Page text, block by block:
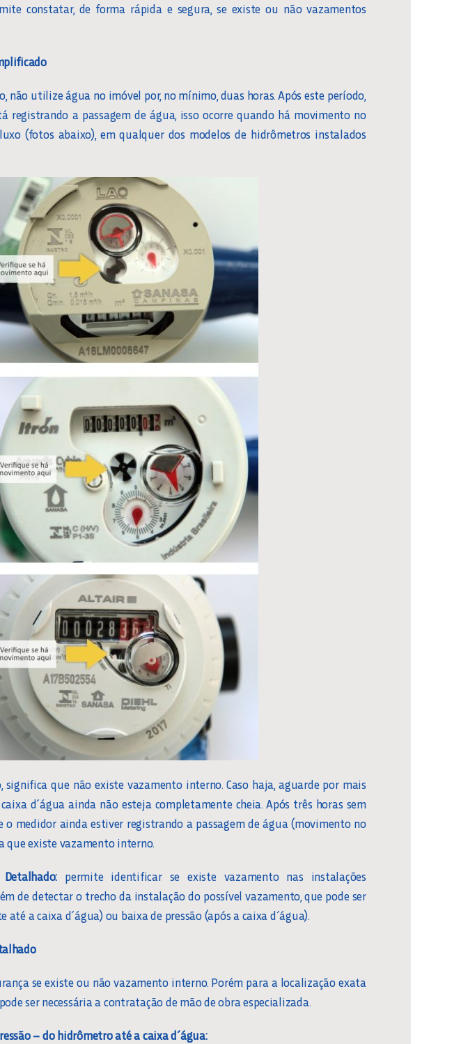
constatar, de forma rápida e segura, se existe ou não vazamentos
não utilize água no imóvel por, no mínimo, duas horas. Após este período,
registrando a passagem de água, isso ocorre quando há movimento no
(fotos abaixo), em qualquer dos modelos de hidrômetros instalados
significa que não existe vazamento interno. Caso haja, aguarde por mais
d´água ainda não esteja completamente cheia. Após três horas sem
medidor ainda estiver registrando a passagem de água (movimento no
que existe vazamento interno.
permite identificar se existe vazamento nas instalações
de detectar o trecho da instalação do possível vazamento, que pode ser
até a caixa d´água) ou baixa de pressão (após a caixa d´água).
se existe ou não vazamento interno. Porém para a localização exata
ser necessária a contratação de mão de obra especializada.
– do hidrômetro até a caixa d´água: